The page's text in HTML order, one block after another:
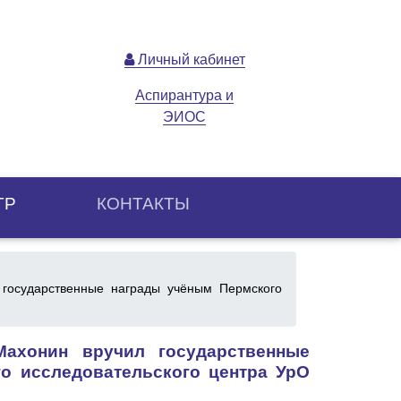
Личный кабинет
Аспирантура и
ЭИОС
КОНТАКТЫ
награды учёным Пермского
вручил государственные
исследовательского центра УрО